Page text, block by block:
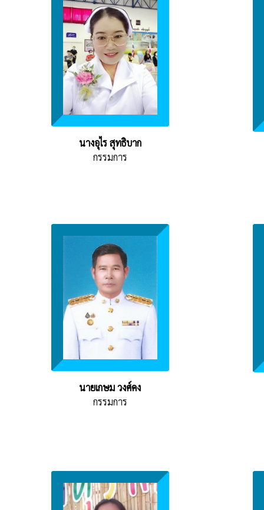
นางอุไร สุทธิบาก
กรรมการ
นายเกษม วงศ์คง
กรรมการ